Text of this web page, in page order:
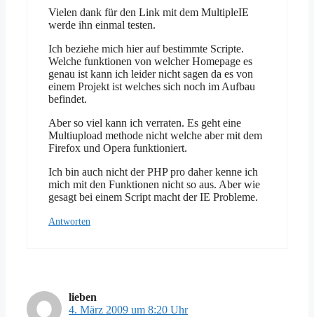
Vielen dank für den Link mit dem MultipleIE
werde ihn einmal testen.
Ich beziehe mich hier auf bestimmte Scripte.
Welche funktionen von welcher Homepage es
genau ist kann ich leider nicht sagen da es von
einem Projekt ist welches sich noch im Aufbau
befindet.
Aber so viel kann ich verraten. Es geht eine
Multiupload methode nicht welche aber mit dem
Firefox und Opera funktioniert.
Ich bin auch nicht der PHP pro daher kenne ich
mich mit den Funktionen nicht so aus. Aber wie
gesagt bei einem Script macht der IE Probleme.
Antworten
lieben
4. März 2009 um 8:20 Uhr